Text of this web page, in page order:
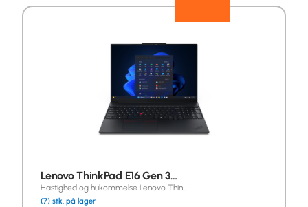
Lenovo ThinkPad E16 Gen 3…
Hastighed og hukommelse Lenovo Thin…
(7) stk. på lager